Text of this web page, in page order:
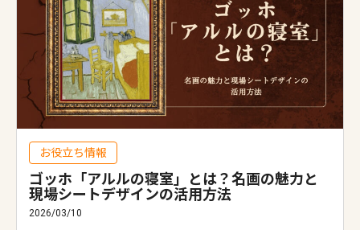
お役立ち情報
ゴッホ「アルルの寝室」とは？名画の魅力と
現場シートデザインの活用方法
2026/03/10